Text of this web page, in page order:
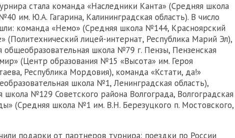
стала команда «Наследники Канта» (Средняя школа
им. Ю.А. Гагарина, Калининградская область). В число
команда «Немо» (Средняя школа №144, Красноярский
(Политехнический лицей-интернат, Республика Марий Эл),
общеобразовательная школа №79 г. Пензы, Пензенская
(Центр образования №15 «Высота» им. Героя
Республика Мордовия), команда «Кстати, да!»
школа №1, Ленинградская область),
№129 Советского района Волгограда, Волгоградская
(Средняя школа №1 им. В.Н. Березуцкого п. Мостовского,
подарки от партнеров турнира: поездки по России